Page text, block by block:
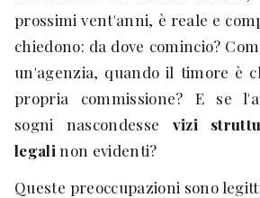
prossimi vent'anni, è reale e
chiedono: da dove comincio?
un'agenzia, quando il timore è
propria commissione? E se
sogni nascondesse vizi
legali non evidenti?
Queste preoccupazioni sono